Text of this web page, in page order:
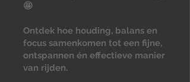
🤩
Ontdek hoe houding, balans en
focus samenkomen tot een fijne,
ontspannen én effectieve manier
van rijden.